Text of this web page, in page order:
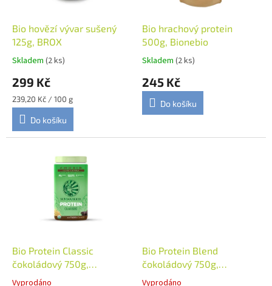
Bio hovězí vývar sušený
125g, BROX
Skladem (2 ks)
299 Kč
Měrná
cena:
239,20 Kč / 100 g
Do košíku
Bio hrachový protein
500g, Bionebio
Skladem (2 ks)
245 Kč
Do košíku
Bio Protein Classic
čokoládový 750g,
SunWarrior
Vyprodáno
Bio Protein Blend
čokoládový 750g,
Sunwarrior
Vyprodáno